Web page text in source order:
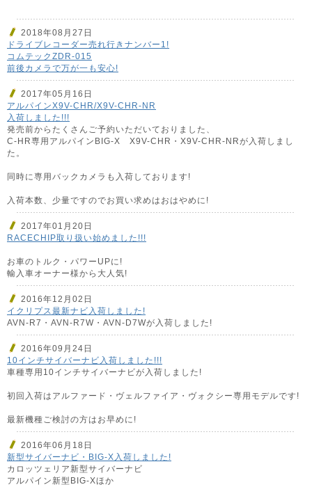
2018年08月27日
ドライブレコーダー売れ行きナンバー1!
コムテックZDR-015
前後カメラで万が一も安心!
2017年05月16日
アルパインX9V-CHR/X9V-CHR-NR
入荷しました!!!
発売前からたくさんご予約いただいておりました、
C-HR専用アルパインBIG-X X9V-CHR・X9V-CHR-NRが入荷しまし
た。
同時に専用バックカメラも入荷しております!
入荷本数、少量ですのでお買い求めはおはやめに!
2017年01月20日
RACECHIP取り扱い始めました!!!
お車のトルク・パワーUPに!
輸入車オーナー様から大人気!
2016年12月02日
イクリプス最新ナビ入荷しました!
AVN-R7・AVN-R7W・AVN-D7Wが入荷しました!
2016年09月24日
10インチサイバーナビ入荷しました!!!
車種専用10インチサイバーナビが入荷しました!
初回入荷はアルファード・ヴェルファイア・ヴォクシー専用モデルです!
最新機種ご検討の方はお早めに!
2016年06月18日
新型サイバーナビ・BIG-X入荷しました!
カロッツェリア新型サイバーナビ
アルパイン新型BIG-Xほか